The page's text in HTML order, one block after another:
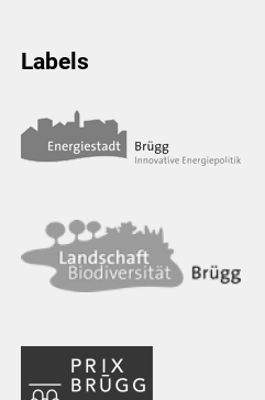
Labels